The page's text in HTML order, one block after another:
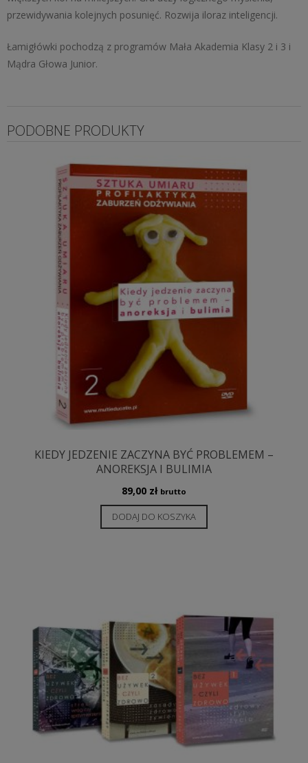
przewidywania kolejnych posunięć. Rozwija iloraz inteligencji.
Łamigłówki pochodzą z programów Mała Akademia Klasy 2 i 3 i
Mądra Głowa Junior.
PODOBNE PRODUKTY
KIEDY JEDZENIE ZACZYNA BYĆ PROBLEMEM –
ANOREKSJA I BULIMIA
89,00 zł brutto
DODAJ DO KOSZYKA